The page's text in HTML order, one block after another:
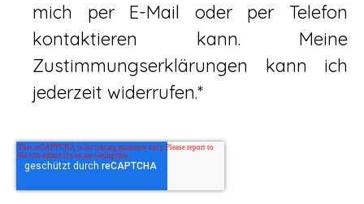
mich per E-Mail oder per Telefon
kontaktieren kann. Meine
Zustimmungserklärungen kann ich
jederzeit widerrufen.*